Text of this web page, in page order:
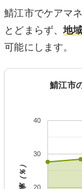
鯖江市でケアマ
とどまらず、地
可能にします。
鯖江市
20
30
40